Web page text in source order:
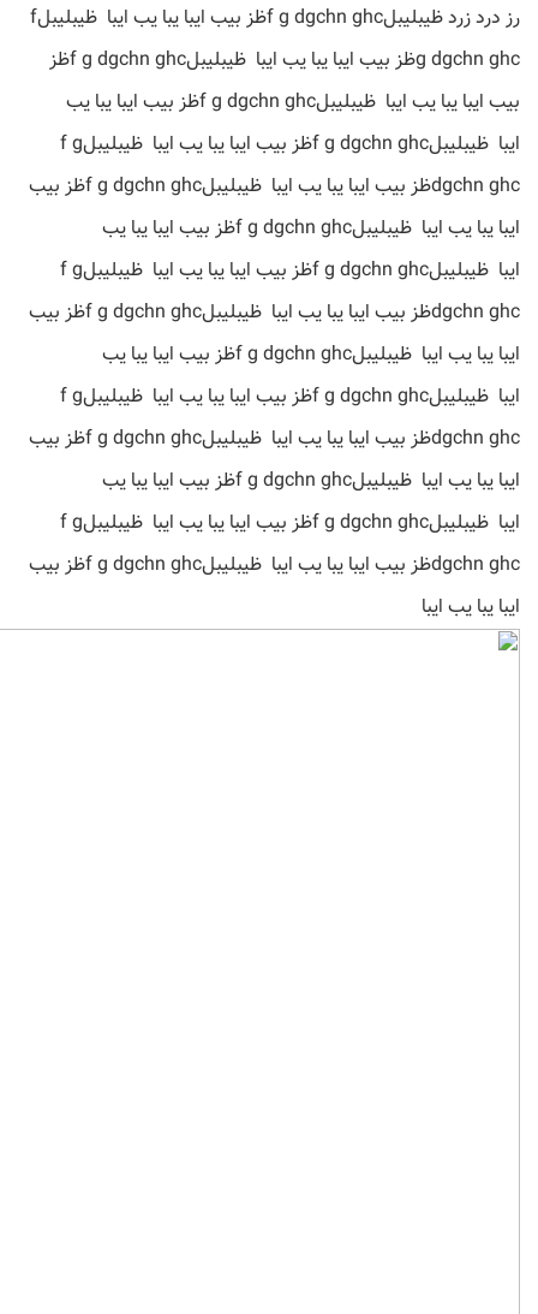
رز درد زرد ظیبلیبلf g dgchn ghcظز بیب ایبا یبا یب ایبا ظیبلیبلf
g dgchn ghcظز بیب ایبا یبا یب ایبا ظیبلیبلf g dgchn ghcظز
بیب ایبا یبا یب ایبا ظیبلیبلf g dgchn ghcظز بیب ایبا یبا یب
ایبا ظیبلیبلf g dgchn ghcظز بیب ایبا یبا یب ایبا ظیبلیبلf g
dgchn ghcظز بیب ایبا یبا یب ایبا ظیبلیبلf g dgchn ghcظز بیب
ایبا یبا یب ایبا ظیبلیبلf g dgchn ghcظز بیب ایبا یبا یب
ایبا ظیبلیبلf g dgchn ghcظز بیب ایبا یبا یب ایبا ظیبلیبلf g
dgchn ghcظز بیب ایبا یبا یب ایبا ظیبلیبلf g dgchn ghcظز بیب
ایبا یبا یب ایبا ظیبلیبلf g dgchn ghcظز بیب ایبا یبا یب
ایبا ظیبلیبلf g dgchn ghcظز بیب ایبا یبا یب ایبا ظیبلیبلf g
dgchn ghcظز بیب ایبا یبا یب ایبا ظیبلیبلf g dgchn ghcظز بیب
ایبا یبا یب ایبا ظیبلیبلf g dgchn ghcظز بیب ایبا یبا یب
ایبا ظیبلیبلf g dgchn ghcظز بیب ایبا یبا یب ایبا ظیبلیبلf g
dgchn ghcظز بیب ایبا یبا یب ایبا ظیبلیبلf g dgchn ghcظز بیب
ایبا یبا یب ایبا